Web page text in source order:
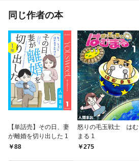
同じ作者の本
【単話売】その日、妻
が離婚を切り出した 1
88
怒りの毛玉戦士 はむ
まる 1
275